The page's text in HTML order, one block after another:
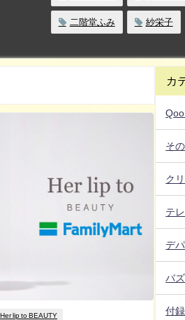
二階堂ふみ 紗栄子
Her lip to BEAUTY
カ
そ
ク
テ
デ
バ
付